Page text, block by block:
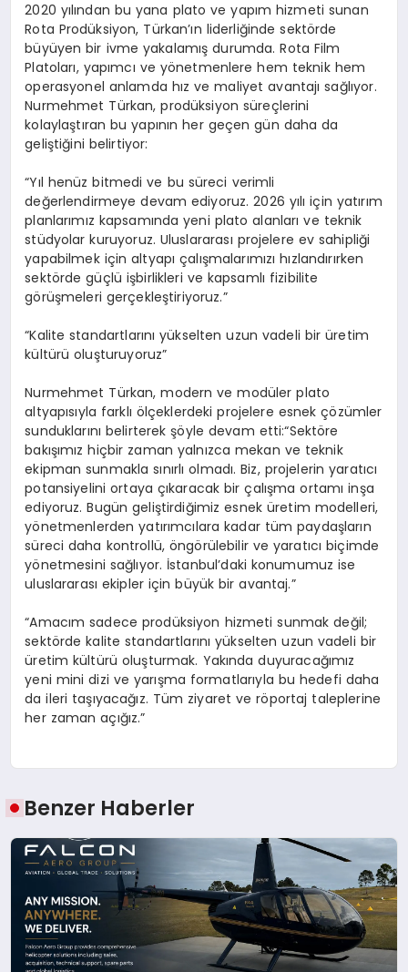
2020 yılından bu yana plato ve yapım hizmeti sunan
Rota Prodüksiyon, Türkan’ın liderliğinde sektörde
büyüyen bir ivme yakalamış durumda. Rota Film
Platoları, yapımcı ve yönetmenlere hem teknik hem
operasyonel anlamda hız ve maliyet avantajı sağlıyor.
Nurmehmet Türkan, prodüksiyon süreçlerini
kolaylaştıran bu yapının her geçen gün daha da
geliştiğini belirtiyor:
“Yıl henüz bitmedi ve bu süreci verimli
değerlendirmeye devam ediyoruz. 2026 yılı için yatırım
planlarımız kapsamında yeni plato alanları ve teknik
stüdyolar kuruyoruz. Uluslararası projelere ev sahipliği
yapabilmek için altyapı çalışmalarımızı hızlandırırken
sektörde güçlü işbirlikleri ve kapsamlı fizibilite
görüşmeleri gerçekleştiriyoruz.”
“Kalite standartlarını yükselten uzun vadeli bir üretim
kültürü oluşturuyoruz”
Nurmehmet Türkan, modern ve modüler plato
altyapısıyla farklı ölçeklerdeki projelere esnek çözümler
sunduklarını belirterek şöyle devam etti:“Sektöre
bakışımız hiçbir zaman yalnızca mekan ve teknik
ekipman sunmakla sınırlı olmadı. Biz, projelerin yaratıcı
potansiyelini ortaya çıkaracak bir çalışma ortamı inşa
ediyoruz. Bugün geliştirdiğimiz esnek üretim modelleri,
yönetmenlerden yatırımcılara kadar tüm paydaşların
süreci daha kontrollü, öngörülebilir ve yaratıcı biçimde
yönetmesini sağlıyor. İstanbul’daki konumumuz ise
uluslararası ekipler için büyük bir avantaj.”
“Amacım sadece prodüksiyon hizmeti sunmak değil;
sektörde kalite standartlarını yükselten uzun vadeli bir
üretim kültürü oluşturmak. Yakında duyuracağımız
yeni mini dizi ve yarışma formatlarıyla bu hedefi daha
da ileri taşıyacağız. Tüm ziyaret ve röportaj taleplerine
her zaman açığız.”
Benzer Haberler